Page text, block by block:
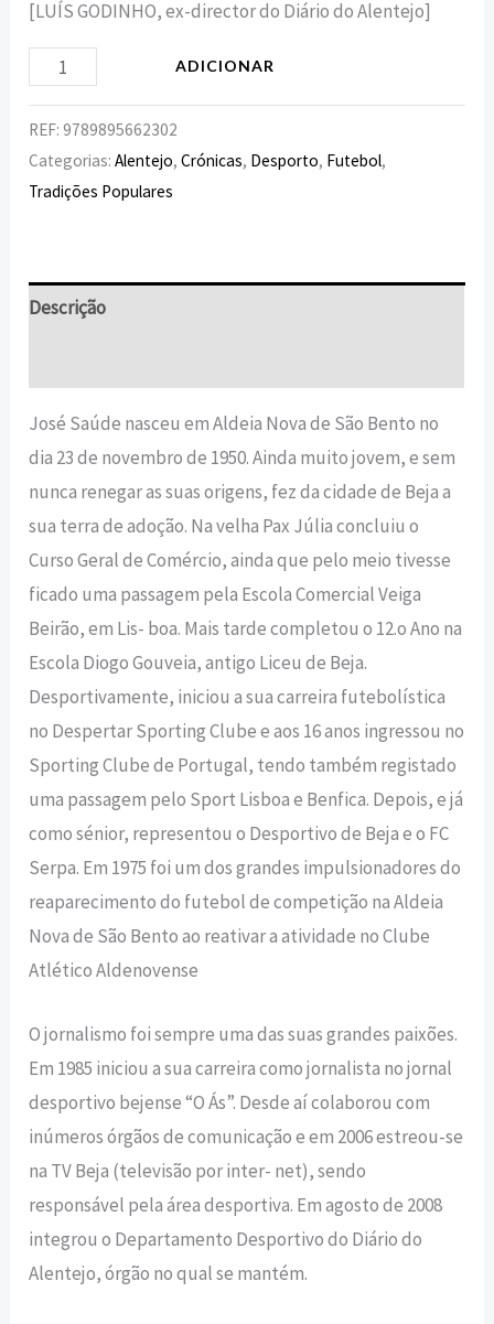
[LUÍS GODINHO, ex-director do Diário do Alentejo]
ADICIONAR
REF:9789895662302
Categorias:Alentejo,Crónicas, Desporto, Futebol,
Tradições Populares
Descrição
José Saúde nasceu em Aldeia Nova de São Bento no
dia 23 de novembro de 1950. Ainda muito jovem, e sem
nunca renegar as suas origens, fez da cidade de Beja a
sua terra de adoção. Na velha Pax Júlia concluiu o
Curso Geral de Comércio, ainda que pelo meio tivesse
ficado uma passagem pela Escola Comercial Veiga
Beirão, em Lis- boa. Mais tarde completou o 12.o Ano na
Escola Diogo Gouveia, antigo Liceu de Beja.
Desportivamente, iniciou a sua carreira futebolística
no Despertar Sporting Clube e aos 16 anos ingressou no
Sporting Clube de Portugal, tendo também registado
uma passagem pelo Sport Lisboa e Benfica. Depois, e já
como sénior, representou o Desportivo de Beja e o FC
Serpa. Em 1975 foi um dos grandes impulsionadores do
reaparecimento do futebol de competição na Aldeia
Nova de São Bento ao reativar a atividade no Clube
Atlético Aldenovense
O jornalismo foi sempre uma das suas grandes paixões.
Em 1985 iniciou a sua carreira como jornalista no jornal
desportivo bejense “O Ás”. Desde aí colaborou com
inúmeros órgãos de comunicação e em 2006 estreou-se
na TV Beja (televisão por inter- net), sendo
responsável pela área desportiva. Em agosto de 2008
integrou o Departamento Desportivo do Diário do
Alentejo, órgão no qual se mantém.